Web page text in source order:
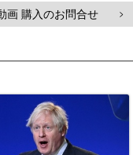
画 購入のお問合せ >